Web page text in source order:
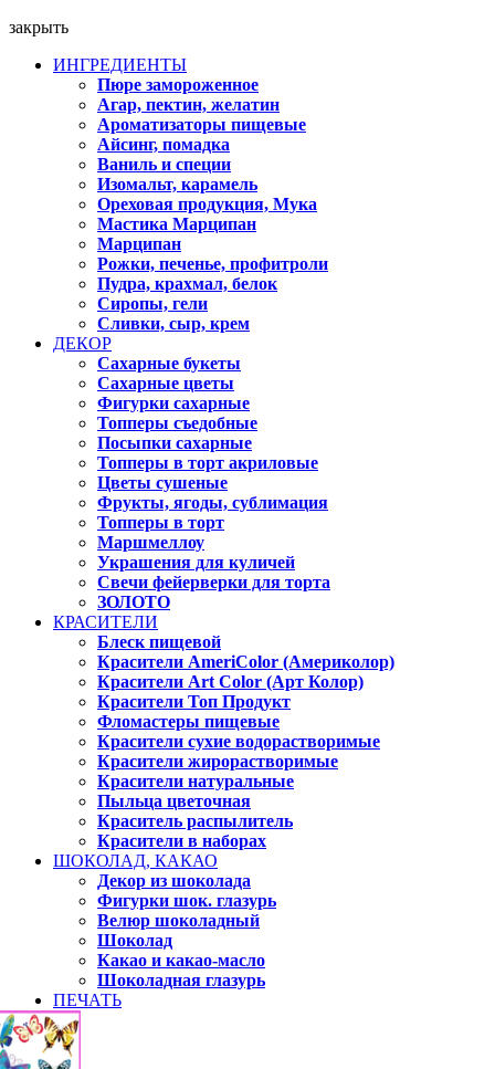
закрыть
ИНГРЕДИЕНТЫ
Пюре замороженное
Агар, пектин, желатин
Ароматизаторы пищевые
Айсинг, помадка
Ваниль и специи
Изомальт, карамель
Ореховая продукция, Мука
Мастика Марципан
Марципан
Рожки, печенье, профитроли
Пудра, крахмал, белок
Сиропы, гели
Сливки, сыр, крем
ДЕКОР
Сахарные букеты
Сахарные цветы
Фигурки сахарные
Топперы съедобные
Посыпки сахарные
Топперы в торт акриловые
Цветы сушеные
Фрукты, ягоды, сублимация
Топперы в торт
Маршмеллоу
Украшения для куличей
Свечи фейерверки для торта
ЗОЛОТО
КРАСИТЕЛИ
Блеск пищевой
Красители AmeriColor (Америколор)
Красители Art Color (Арт Колор)
Красители Топ Продукт
Фломастеры пищевые
Красители сухие водорастворимые
Красители жирорастворимые
Красители натуральные
Пыльца цветочная
Краситель распылитель
Красители в наборах
ШОКОЛАД, КАКАО
Декор из шоколада
Фигурки шок. глазурь
Велюр шоколадный
Шоколад
Какао и какао-масло
Шоколадная глазурь
ПЕЧАТЬ